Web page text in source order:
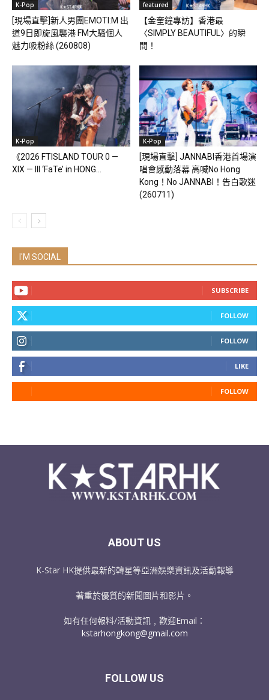
K-Pop
[現場直擊]新人男團EMOTI:M 出
道9日即旋風襲港 FM大騷個人
魅力吸粉絲 (260808)
featured
【金奎鐘專訪】香港最
〈SIMPLY BEAUTIFUL〉的瞬
間！
K-Pop
《2026 FTISLAND TOUR 0 —
XIX — III ‘FaTe’ in HONG...
K-Pop
[現場直擊] JANNABI香港首場演
唱會感動落幕 高喊No Hong
Kong！No JANNABI！告白歌迷
(260711)
I'M SOCIAL
SUBSCRIBE
FOLLOW
FOLLOW
LIKE
FOLLOW
ABOUT US
K-Star HK提供最新的韓星等亞洲娛樂資訊及活動報導
著重於優質的新聞圖片和影片。
如有任何報料/活動資訊﹐歡迎Email：
kstarhongkong@gmail.com
FOLLOW US